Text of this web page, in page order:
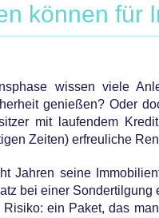
können für
wissen viele
genießen? Oder
mit laufendem
Zeiten) erfreuliche
Jahren seine
bei einer
ein Paket, das